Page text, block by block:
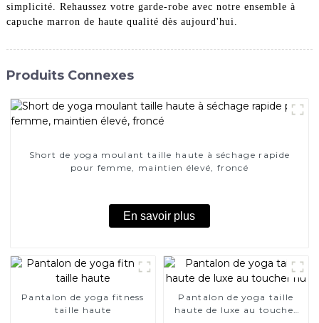
simplicité. Rehaussez votre garde-robe avec notre ensemble à
capuche marron de haute qualité dès aujourd'hui.
Produits Connexes
Short de yoga moulant taille haute à séchage rapide
pour femme, maintien élevé, froncé
En savoir plus
Pantalon de yoga fitness
taille haute
Pantalon de yoga taille
haute de luxe au toucher